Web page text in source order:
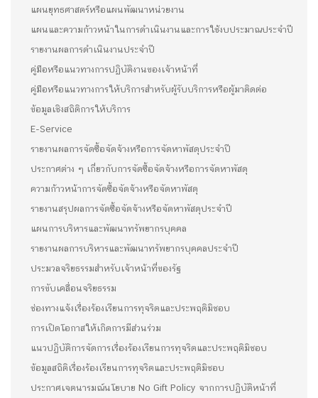
แผนยุทธศาสตร์หรือแผนพัฒนาหน่วยงาน
แผนและความก้าวหน้าในการดำเนินงานและการใช้งบประมาณประจำปี
รายงานผลการดำเนินงานประจำปี
คู่มือหรือแนวทางการปฏิบัติงานของเจ้าหน้าที่
คู่มือหรือแนวทางการให้บริการสำหรับผู้รับบริการหรือผู้มาติดต่อ
ข้อมูลเชิงสถิติการให้บริการ
E-Service
รายงานผลการจัดซื้อจัดจ้างหรือการจัดหาพัสดุประจำปี
ประกาศต่าง ๆ เกี่ยวกับการจัดซื้อจัดจ้างหรือการจัดหาพัสดุ
ความก้าวหน้าการจัดซื้อจัดจ้างหรือจัดหาพัสดุ
รายงานสรุปผลการจัดซื้อจัดจ้างหรือจัดหาพัสดุประจำปี
แผนการบริหารและพัฒนาทรัพยากรบุคคล
รายงานผลการบริหารและพัฒนาทรัพยากรบุคคลประจำปี
ประมวลจริยธรรมสำหรับเจ้าหน้าที่ของรัฐ
การขับเคลื่อนจริยธรรม
ช่องทางแจ้งเรื่องร้องเรียนการทุจริตและประพฤติมิชอบ
การเปิดโอกาสให้เกิดการมีส่วนร่วม
แนวปฏิบัติการจัดการเรื่องร้องเรียนการทุจริตและประพฤติมิชอบ
ข้อมูลสถิติเรื่องร้องเรียนการทุจริตและประพฤติมิชอบ
ประกาศเจตนารมณ์นโยบาย No Gift Policy จากการปฏิบัติหน้าที่